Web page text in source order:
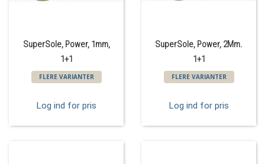
SuperSole, Power, 1mm,
1+1
FLERE VARIANTER
Log ind for pris
SuperSole, Power, 2Mm.
1+1
FLERE VARIANTER
Log ind for pris